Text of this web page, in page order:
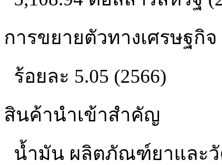
การขยายตัวทางเศรษฐกิจ
ร้อยละ 5.05 (2566)
สินค้านำเข้าสำคัญ
น้ำมัน ผลิตภัณฑ์ยาและ